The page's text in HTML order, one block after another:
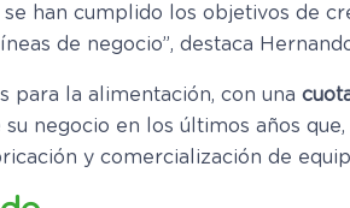
se han cumplido los objetivos de
de negocio”, destaca
para la alimentación, con una
negocio en los últimos años que,
y comercialización de